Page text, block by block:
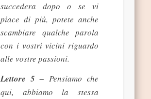
succedera dopo o se vi
piace di più, potete anche
scambiare qualche parola
con i vostri vicini riguardo
alle vostre passioni.
Lettore 5 – Pensiamo che
qui, abbiamo la stessa